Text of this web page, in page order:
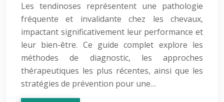
Les tendinoses représentent une pathologie
fréquente et invalidante chez les chevaux,
impactant significativement leur performance et
leur bien-être. Ce guide complet explore les
méthodes de diagnostic, les approches
thérapeutiques les plus récentes, ainsi que les
stratégies de prévention pour une…